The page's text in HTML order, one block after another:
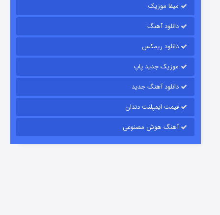
رویایی برای تو
قسمت
میفا موزیک
دانلود آهنگ
دانلود ریمکس
موزیک جدید پاپ
دانلود آهنگ جدید
قیمت ایمپلنت دندان
آهنگ هوش مصنوعی